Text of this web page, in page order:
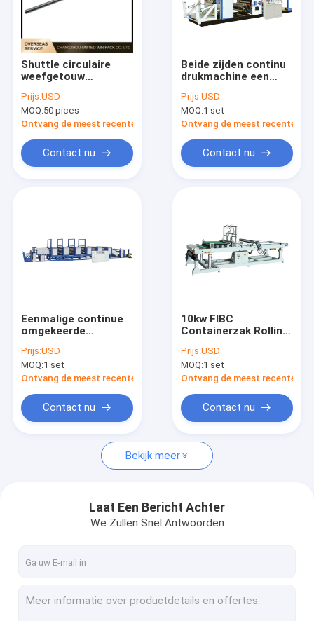
Videos
Contacteer ons
Nieuws
Verzoek om een Citaat
De Lijn van de banduitdrijving
Monofilament Uitdrijvingslijn
Shuttle circulaire
weefgetouw
insteekpijp voor
6/8/10
Prijs:USD
MOQ:50 pices
Ontvang de meest recente Prijs
Contact nu
Beide zijden continu
drukmachine een
zak 80 m / min
Prijs:USD
MOQ:1 set
Ontvang de meest recente
Contact nu
Eenmalige continue
omgekeerde
BOPP geweven tas
Prijs:USD
MOQ:1 set
Ontvang de meest recente Prijs
Contact nu
10kw FIBC
Containerzak Rolling
automatische vullijn
Prijs:USD
MOQ:1 set
Ontvang de meest recente
Contact nu
Bekijk meer
Laat Een Bericht Achter
We Zullen Snel Antwoorden